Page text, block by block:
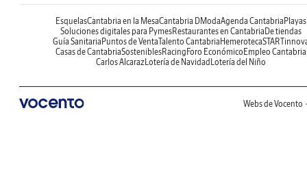
EsquelasCantabria en la MesaCantabria DModaAgenda Cantabria Playas
Soluciones digitales para PymesRestaurantes en Cantabria De tiendas
Guía Sanitaria Puntos de VentaTalento Cantabria Hemeroteca
Casas de CantabriaSosteniblesRacing Foro Económico Empleo Cantabria
Carlos Alcaraz Lotería de Navidad Lotería del Niño
Webs de Vocento